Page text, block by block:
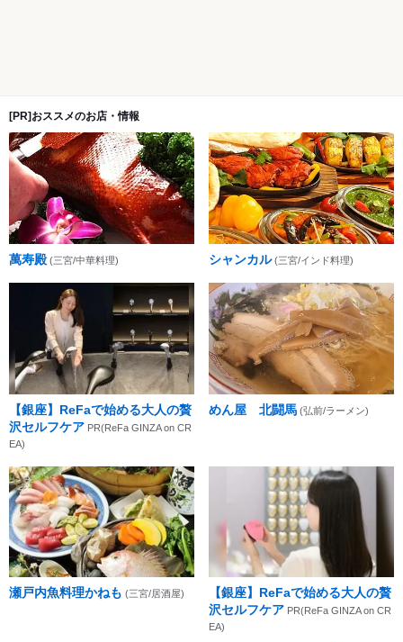
[PR]おススメのお店・情報
萬寿殿 (三宮/中華料理) シャンカル (三宮/インド料理)
【銀座】ReFaで始める大人の贅
沢セルフケア PR(ReFa GINZA on CR
EA)
めん屋 北闘馬 (弘前/ラーメン)
瀬戸内魚料理かねも (三宮/居酒屋)
【銀座】ReFaで始める大人の贅
沢セルフケア PR(ReFa GINZA on CR
EA)